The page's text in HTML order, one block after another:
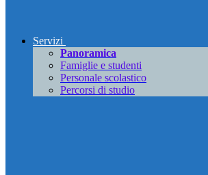
Servizi
Panoramica
Famiglie e studenti
Personale scolastico
Percorsi di studio